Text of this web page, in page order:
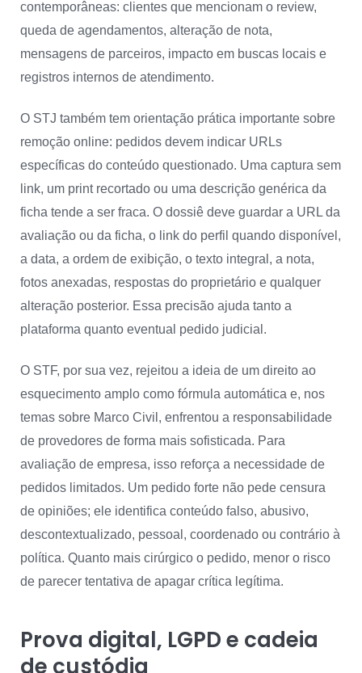
contemporâneas: clientes que mencionam o review,
queda de agendamentos, alteração de nota,
mensagens de parceiros, impacto em buscas locais e
registros internos de atendimento.
O STJ também tem orientação prática importante sobre
remoção online: pedidos devem indicar URLs
específicas do conteúdo questionado. Uma captura sem
link, um print recortado ou uma descrição genérica da
ficha tende a ser fraca. O dossiê deve guardar a URL da
avaliação ou da ficha, o link do perfil quando disponível,
a data, a ordem de exibição, o texto integral, a nota,
fotos anexadas, respostas do proprietário e qualquer
alteração posterior. Essa precisão ajuda tanto a
plataforma quanto eventual pedido judicial.
O STF, por sua vez, rejeitou a ideia de um direito ao
esquecimento amplo como fórmula automática e, nos
temas sobre Marco Civil, enfrentou a responsabilidade
de provedores de forma mais sofisticada. Para
avaliação de empresa, isso reforça a necessidade de
pedidos limitados. Um pedido forte não pede censura
de opiniões; ele identifica conteúdo falso, abusivo,
descontextualizado, pessoal, coordenado ou contrário à
política. Quanto mais cirúrgico o pedido, menor o risco
de parecer tentativa de apagar crítica legítima.
Prova digital, LGPD e cadeia
de custódia